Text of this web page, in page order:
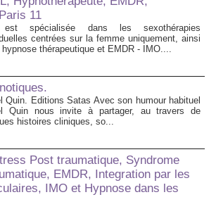
11
spécialisée dans les sexothérapies
centrées sur la femme uniquement, ainsi
hypnose thérapeutique et EMDR - IMO....
Quin. Editions Satas Avec son humour habituel
Quin nous invite à partager, au travers de
histoires cliniques, so...
Post traumatique, Syndrome
EMDR, Integration par les
IMO et Hypnose dans les